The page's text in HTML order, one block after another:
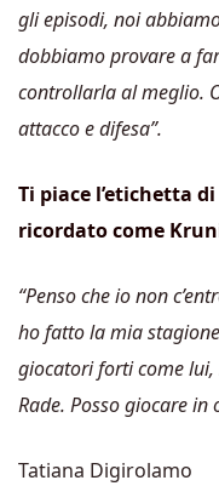
gli episodi, noi
dobbiamo provare a
controllarla al meglio.
attacco e difesa”.
Ti piace l’etichetta
ricordato come
“Penso che io non
ho fatto la mia
giocatori forti come
Rade. Posso giocare
Tatiana Digirolamo